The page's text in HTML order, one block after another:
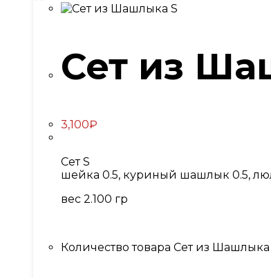
Сет из
3,100₽
Сет S
шейка 0.5, куриный шашлык 0.5,
вес 2.100 гр
Количество товара Сет из Шашлыка